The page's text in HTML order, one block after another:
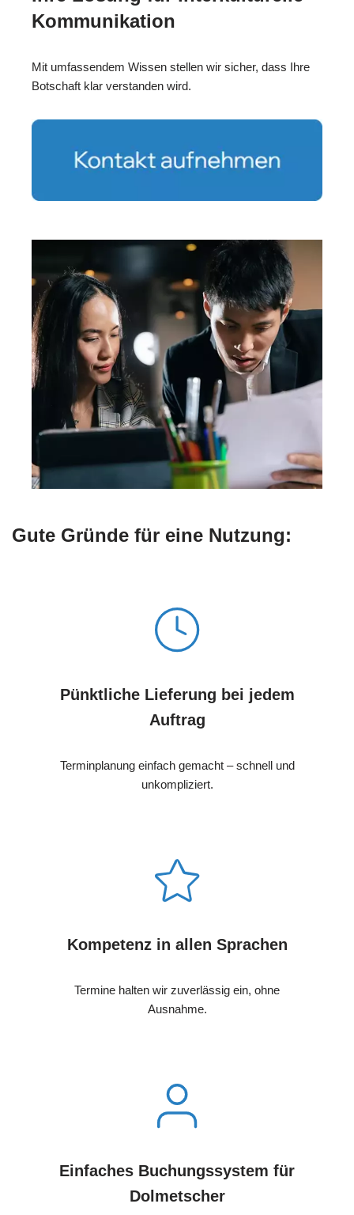
Kommunikation
Mit umfassendem Wissen stellen wir sicher, dass Ihre
Botschaft klar verstanden wird.
Gute Gründe für eine Nutzung:
Pünktliche Lieferung bei jedem
Auftrag
Terminplanung einfach gemacht – schnell und
unkompliziert.
Kompetenz in allen Sprachen
Termine halten wir zuverlässig ein, ohne
Ausnahme.
Einfaches Buchungssystem für
Dolmetscher